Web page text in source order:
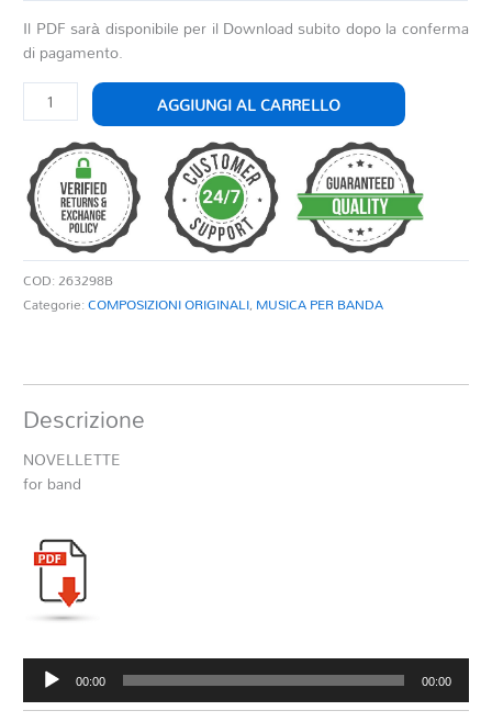
Il PDF sarà disponibile per il Download subito dopo la conferma
di pagamento.
NOVELLETTE
quantità
AGGIUNGI AL CARRELLO
COD:263298B
Categorie:COMPOSIZIONI ORIGINALI, MUSICA PER BANDA
Descrizione
NOVELLETTE
for band
Audio
Player
00:00 00:00